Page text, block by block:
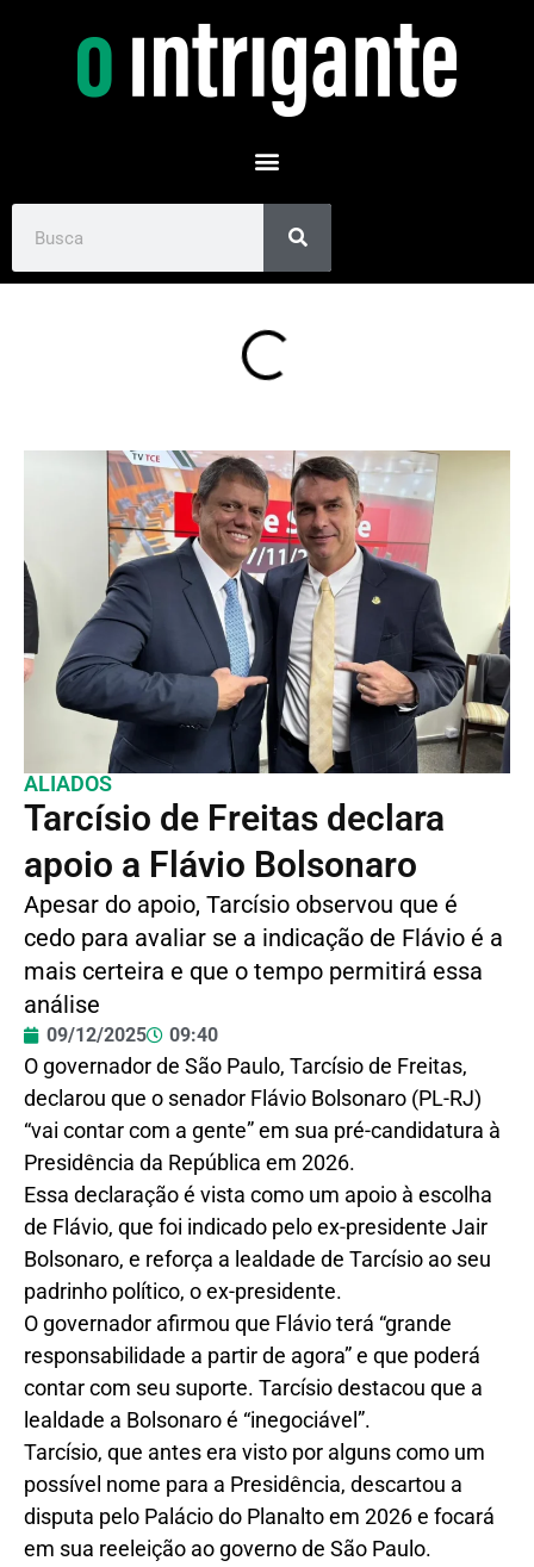
ALIADOS
Tarcísio de Freitas declara
apoio a Flávio Bolsonaro
Apesar do apoio, Tarcísio observou que é
cedo para avaliar se a indicação de Flávio é a
mais certeira e que o tempo permitirá essa
análise
09/12/2025 09:40
O governador de São Paulo, Tarcísio de Freitas,
declarou que o senador Flávio Bolsonaro (PL-RJ)
“vai contar com a gente” em sua pré-candidatura à
Presidência da República em 2026.
Essa declaração é vista como um apoio à escolha
de Flávio, que foi indicado pelo ex-presidente Jair
Bolsonaro, e reforça a lealdade de Tarcísio ao seu
padrinho político, o ex-presidente.
O governador afirmou que Flávio terá “grande
responsabilidade a partir de agora” e que poderá
contar com seu suporte. Tarcísio destacou que a
lealdade a Bolsonaro é “inegociável”.
Tarcísio, que antes era visto por alguns como um
possível nome para a Presidência, descartou a
disputa pelo Palácio do Planalto em 2026 e focará
em sua reeleição ao governo de São Paulo.